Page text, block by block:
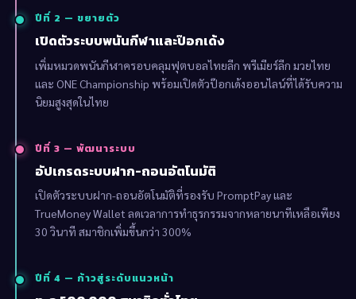
ปีที่ 2 — ขยายตัว
เปิดตัวระบบพนันกีฬาและป๊อกเด้ง
เพิ่มหมวดพนันกีฬาครอบคลุมฟุตบอลไทยลีก พรีเมียร์ลีก มวยไทย
และ ONE Championship พร้อมเปิดตัวป๊อกเด้งออนไลน์ที่ได้รับความ
นิยมสูงสุดในไทย
ปีที่ 3 — พัฒนาระบบ
อัปเกรดระบบฝาก-ถอนอัตโนมัติ
เปิดตัวระบบฝาก-ถอนอัตโนมัติที่รองรับ PromptPay และ
TrueMoney Wallet ลดเวลาการทำธุรกรรมจากหลายนาทีเหลือเพียง
30 วินาที สมาชิกเพิ่มขึ้นกว่า 300%
ปีที่ 4 — ก้าวสู่ระดับแนวหน้า